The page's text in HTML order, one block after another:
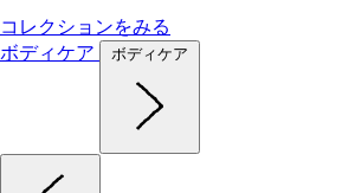
コレクションをみる
ボディケア
ボディケア